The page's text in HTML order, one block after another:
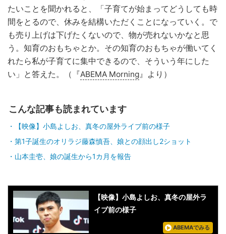
たいことを聞かれると、「子育てが始まってどうしても時
間をとるので、休みを結構いただくことになっていく。で
も売り上げは下げたくないので、物が売れないかなと思
う。知育のおもちゃとか。その知育のおもちゃが働いてく
れたら私が子育てに集中できるので、そういう年にした
い」と答えた。（『ABEMA Morning』より）
こんな記事も読まれています
【映像】小島よしお、真冬の屋外ライブ前の様子
第1子誕生のオリラジ藤森慎吾、娘との顔出し2ショット
山本圭壱、娘の誕生から1カ月を報告
【映像】小島よしお、真冬の屋外ラ
イブ前の様子
ABEMAでみる